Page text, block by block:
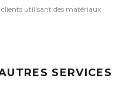
utilisant des matériaux
SERVICES